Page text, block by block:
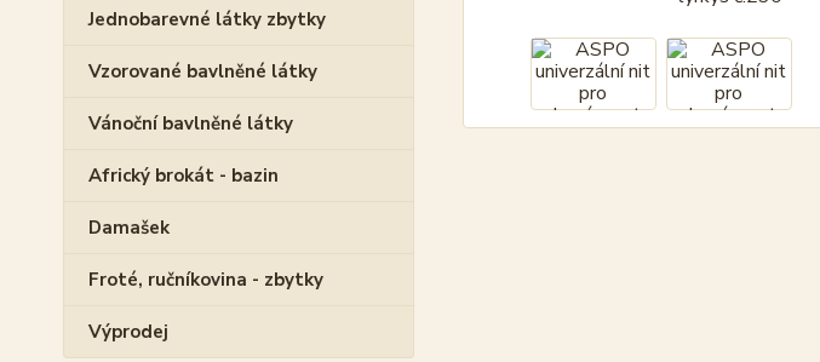
Jednobarevné látky zbytky
Vzorované bavlněné látky
Vánoční bavlněné látky
Africký brokát - bazin
Damašek
Froté, ručníkovina - zbytky
Výprodej